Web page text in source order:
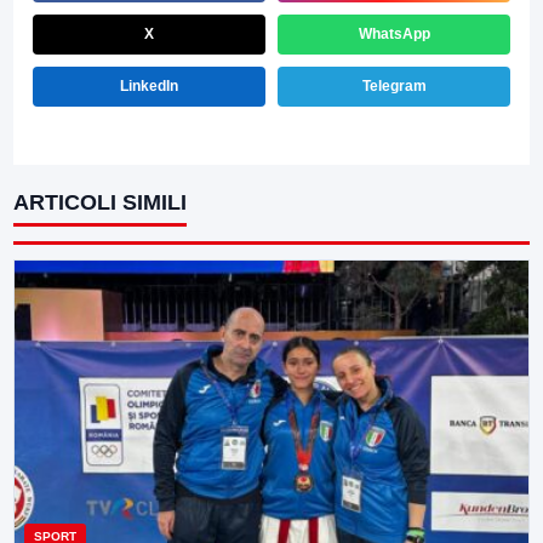
X WhatsApp
LinkedIn Telegram
ARTICOLI SIMILI
SPORT